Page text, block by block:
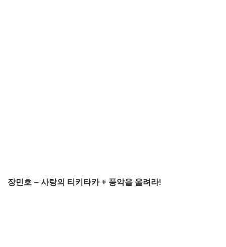
장민호 – 사랑의 티키타카 + 풍악을 울려라!